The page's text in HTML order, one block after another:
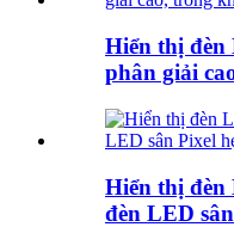
Hiển thị đèn
phân giải
Hiển thị đèn
đèn LED